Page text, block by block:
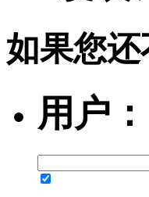
如果您
用户：